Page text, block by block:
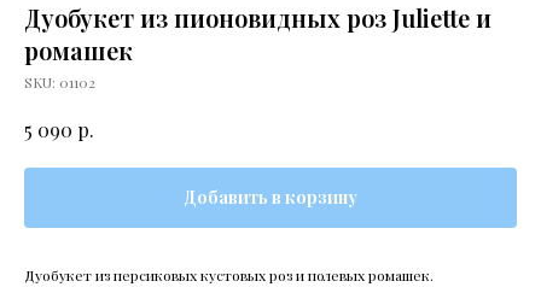
Дуобукет из пионовидных роз Juliette и
ромашек
SKU: 01102
5 090 р.
Добавить в корзину
Дуобукет из персиковых кустовых роз и полевых ромашек.